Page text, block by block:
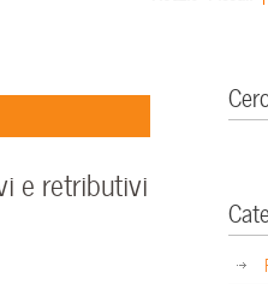
e retributivi